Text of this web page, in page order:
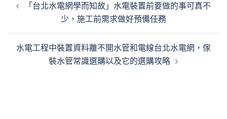
章
「台北水電網學而知故」水電裝置前要做的事可真不
少，施工前需求做好預備任務
水電工程中裝置資料離不開水管和電線台北水電網，傢
裝水管常識選購以及它的選購攻略